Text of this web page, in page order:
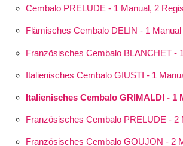
Cembalo PRELUDE - 1 Manual, 2
Flämisches Cembalo DELIN - 1 Manual
Französisches Cembalo BLANCHET -
Italienisches Cembalo GIUSTI - 1
Italienisches Cembalo GRIMALDI - 1
Französisches Cembalo PRELUDE - 2
Französisches Cembalo GOUJON - 2